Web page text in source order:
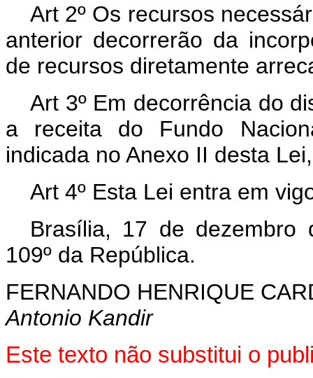
Art 2º Os recursos
anterior decorrerão da
de recursos diretamente
Art 3º Em decorrência do
a receita do Fundo
indicada no Anexo II desta
Art 4º Esta Lei entra em
Brasília, 17 de dezembro
109º da República.
FERNANDO HENRIQUE
Antonio Kandir
Este texto não substitui o